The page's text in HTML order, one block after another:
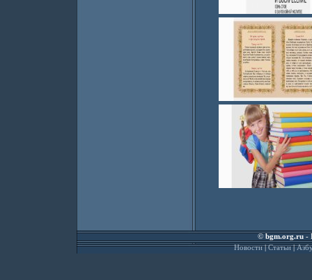
©bgm.org.ru-
Новости|Статьи|